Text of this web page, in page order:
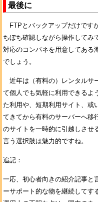
最後に
FTPとバックアップだけです
ちぼち確認しながら操作してみ
対応のコンパネを用意してある
でしょう。
近年は（有料の）レンタルサ
て個人でも気軽に利用できるよ
た利用や、短期利用サイト、或
てきてから有料のサーバーへ移
のサイトを一時的に引越しさせ
言う選択肢は魅力的ですね。
追記：
一応、初心者向きの紹介記事と
ーサポート的な物を継続してす